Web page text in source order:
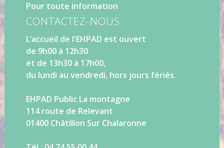
Pour toute information
CONTACTEZ-NOUS
L’accueil de l'EHPAD est ouvert
de 9h00 à 12h30
et de 13h30 à 17h00,
du lundi au vendredi, hors jours fériés.
EHPAD Public La montagne
114 route de Relevant
01400 Châtillon Sur Chalaronne